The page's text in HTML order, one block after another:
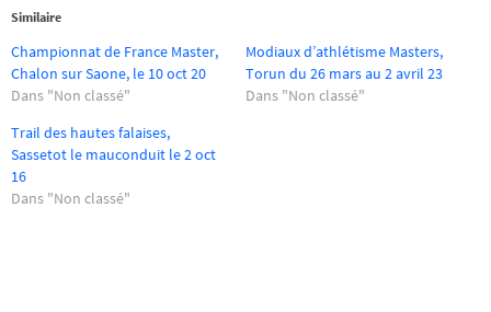
Similaire
Championnat de France Master,
Chalon sur Saone, le 10 oct 20
Dans "Non classé"
Modiaux d’athlétisme Masters,
Torun du 26 mars au 2 avril 23
Dans "Non classé"
Trail des hautes falaises,
Sassetot le mauconduit le 2 oct
16
Dans "Non classé"